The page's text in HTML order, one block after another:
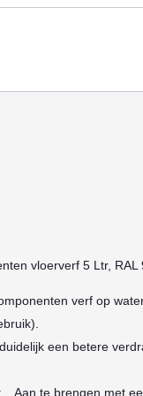
vloerverf 5 Ltr, RAL
verf op
een betere
Aan te brengen met